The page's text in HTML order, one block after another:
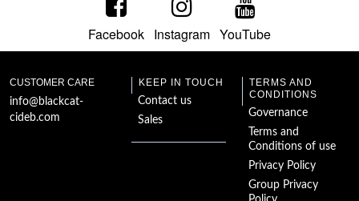
Facebook Instagram YouTube